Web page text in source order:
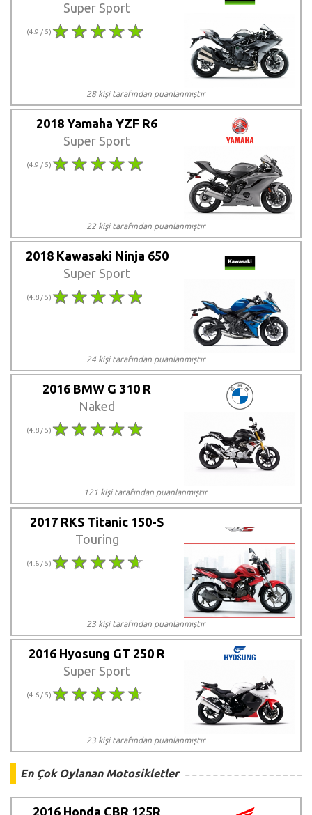
Super Sport
(4.9 / 5)
28 kişi tarafından puanlanmıştır
2018 Yamaha YZF R6
Super Sport
(4.9 / 5)
22 kişi tarafından puanlanmıştır
2018 Kawasaki Ninja 650
Super Sport
(4.8 / 5)
24 kişi tarafından puanlanmıştır
2016 BMW G 310 R
Naked
(4.8 / 5)
121 kişi tarafından puanlanmıştır
2017 RKS Titanic 150-S
Touring
(4.6 / 5)
23 kişi tarafından puanlanmıştır
2016 Hyosung GT 250 R
Super Sport
(4.6 / 5)
23 kişi tarafından puanlanmıştır
En Çok Oylanan Motosikletler
2016 Honda CBR 125R